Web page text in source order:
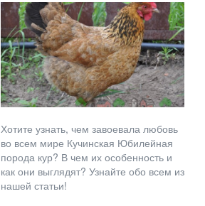
Хотите узнать, чем завоевала любовь
во всем мире Кучинская Юбилейная
порода кур? В чем их особенность и
как они выглядят? Узнайте обо всем из
нашей статьи!